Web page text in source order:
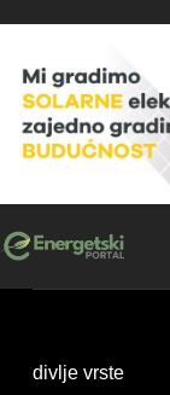
to
divlje vrste